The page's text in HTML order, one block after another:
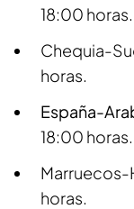
18:00 horas.
Chequia-
horas.
España-
18:00 horas.
Marruecos-
horas.